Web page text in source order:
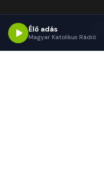
Élő adás
Magyar Katolikus Rádió